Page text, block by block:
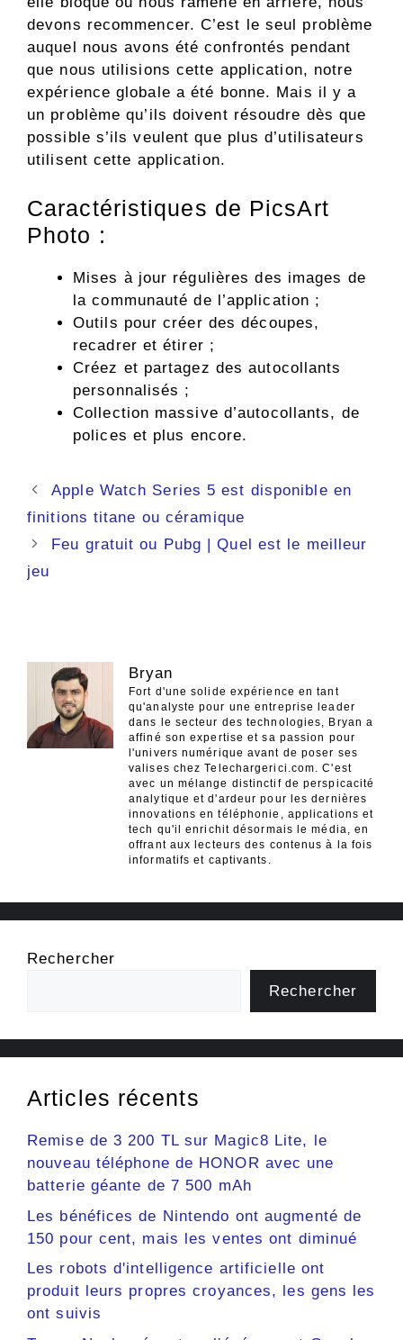
devons recommencer. C’est le seul problème
auquel nous avons été confrontés pendant
que nous utilisions cette application, notre
expérience globale a été bonne. Mais il y a
un problème qu’ils doivent résoudre dès que
possible s’ils veulent que plus d’utilisateurs
utilisent cette application.
Caractéristiques de PicsArt
Photo :
Mises à jour régulières des images de
la communauté de l’application ;
Outils pour créer des découpes,
recadrer et étirer ;
Créez et partagez des autocollants
personnalisés ;
Collection massive d’autocollants, de
polices et plus encore.
Navigation
des
Apple Watch Series 5 est disponible en
finitions titane ou céramique
Feu gratuit ou Pubg | Quel est le meilleur
jeu
Bryan
Fort d'une solide expérience en tant
qu'analyste pour une entreprise leader
dans le secteur des technologies, Bryan a
affiné son expertise et sa passion pour
l'univers numérique avant de poser ses
valises chez Telechargerici.com. C'est
avec un mélange distinctif de perspicacité
analytique et d'ardeur pour les dernières
innovations en téléphonie, applications et
tech qu'il enrichit désormais le média, en
offrant aux lecteurs des contenus à la fois
informatifs et captivants.
Rechercher
Rechercher
Articles récents
Remise de 3 200 TL sur Magic8 Lite, le
nouveau téléphone de HONOR avec une
batterie géante de 7 500 mAh
Les bénéfices de Nintendo ont augmenté de
150 pour cent, mais les ventes ont diminué
Les robots d'intelligence artificielle ont
produit leurs propres croyances, les gens les
ont suivis